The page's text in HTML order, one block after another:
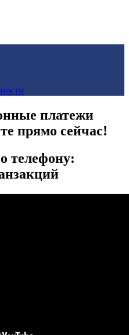
платежи
прямо сейчас!
телефону: